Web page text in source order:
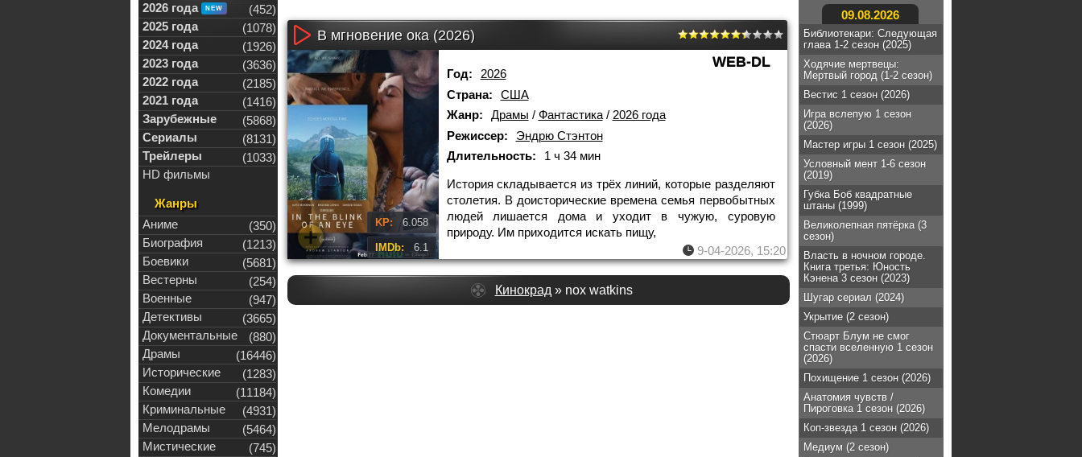
В мгновение ока (2026)
KP: 6.058
IMDb: 6.1
WEB-DL
Год:
2026
Страна:
США
Жанр:
Драмы / Фантастика/ 2026 года
Режиссер:
Эндрю Стэнтон
Длительность:
1 ч 34 мин
История складывается из трёх линий, которые разделяют
столетия. В доисторические времена семья первобытных
людей лишается дома и уходит в чужую, суровую
природу. Им приходится искать пищу,
9-04-2026, 15:20
Кинокрад » nox watkins
2026 года
(452)
2025 года
(1078)
2024 года
(1926)
2023 года
(3636)
2022 года
(2185)
2021 года
(1416)
Зарубежные
(5868)
Сериалы
(8131)
Трейлеры
(1033)
HD фильмы
Жанры
Аниме
(350)
Биография
(1213)
Боевики
(5681)
Вестерны
(254)
Военные
(947)
Детективы
(3665)
Документальные
(880)
Драмы
(16446)
Исторические
(1283)
Комедии
(11184)
Криминальные
(4931)
Мелодрамы
(5464)
Мистические
(745)
09.08.2026
Библиотекари: Следующая
глава 1-2 сезон (2025)
Ходячие мертвецы:
Мертвый город (1-2 сезон)
Вестис 1 сезон (2026)
Игра вслепую 1 сезон
(2026)
Мастер игры 1 сезон (2025)
Условный мент 1-6 сезон
(2019)
Губка Боб квадратные
штаны (1999)
Великолепная пятёрка (3
сезон)
Власть в ночном городе.
Книга третья: Юность
Кэнена 3 сезон (2023)
Шугар сериал (2024)
Укрытие (2 сезон)
Стюарт Блум не смог
спасти вселенную 1 сезон
(2026)
Похищение 1 сезон (2026)
Анатомия чувств /
Пироговка 1 сезон (2026)
Коп-звезда 1 сезон (2026)
Медиум (2 сезон)